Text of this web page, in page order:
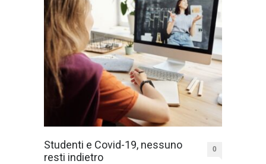
Studenti e Covid-19, nessuno
resti indietro
0